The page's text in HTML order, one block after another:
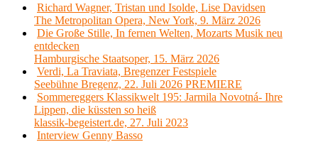
Richard Wagner, Tristan und Isolde, Lise Davidsen
The Metropolitan Opera, New York, 9. März 2026
Die Große Stille, In fernen Welten, Mozarts Musik neu
entdecken
Hamburgische Staatsoper, 15. März 2026
Verdi, La Traviata, Bregenzer Festspiele
Seebühne Bregenz, 22. Juli 2026 PREMIERE
Sommereggers Klassikwelt 195: Jarmila Novotná- Ihre
Lippen, die küssten so heiß
klassik-begeistert.de, 27. Juli 2023
Interview Genny Basso